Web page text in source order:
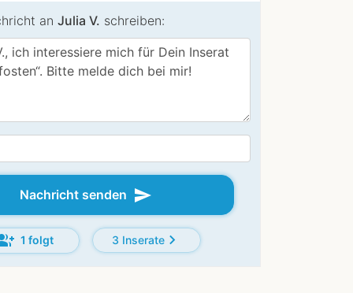
an Julia V. schreiben:
Nachricht senden send
1 folgt 3 Inseratechevron_right